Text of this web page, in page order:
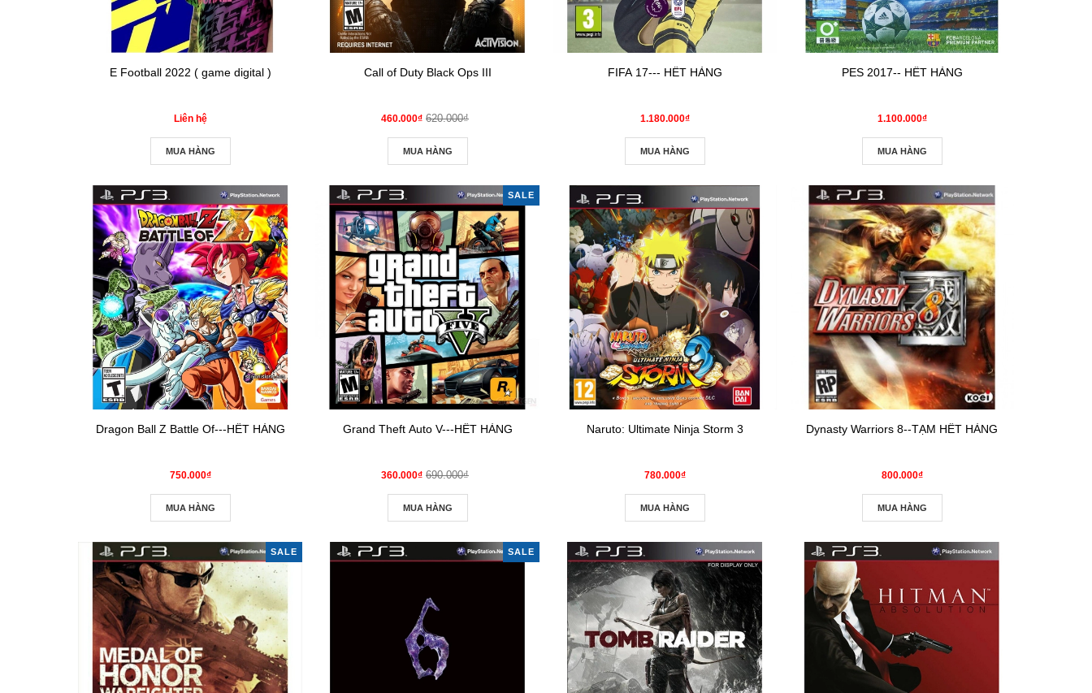
E Football 2022 ( game digital )
Liên hệ
MUA HÀNG
Call of Duty Black Ops III
460.000₫ 620.000₫
MUA HÀNG
FIFA 17--- HẾT HÀNG
1.180.000₫
MUA HÀNG
PES 2017-- HẾT HÀNG
1.100.000₫
MUA HÀNG
Dragon Ball Z Battle Of---HẾT HÀNG
750.000₫
MUA HÀNG
SALE
Grand Theft Auto V---HẾT HÀNG
360.000₫ 690.000₫
MUA HÀNG
Naruto: Ultimate Ninja Storm 3
780.000₫
MUA HÀNG
Dynasty Warriors 8--TẠM HẾT HÀNG
800.000₫
MUA HÀNG
SALE SALE